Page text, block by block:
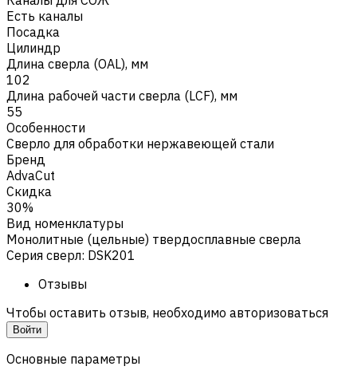
Есть каналы
Посадка
Цилиндр
Длина сверла (OAL), мм
102
Длина рабочей части сверла (LCF), мм
55
Особенности
Сверло для обработки нержавеющей стали
Бренд
AdvaCut
Скидка
30%
Вид номенклатуры
Монолитные (цельные) твердосплавные сверла
Серия сверл: DSK201
Отзывы
Чтобы оставить отзыв, необходимо авторизоваться
Войти
Основные параметры